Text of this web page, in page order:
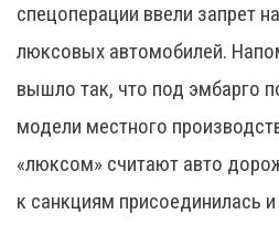
спецоперации ввели запрет
люксовых автомобилей.
вышло так, что под эмбарго
модели местного
«люксом» считают авто
к санкциям присоединилась